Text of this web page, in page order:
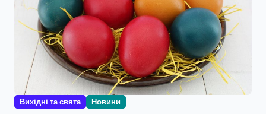
Вихідні та свята Новини